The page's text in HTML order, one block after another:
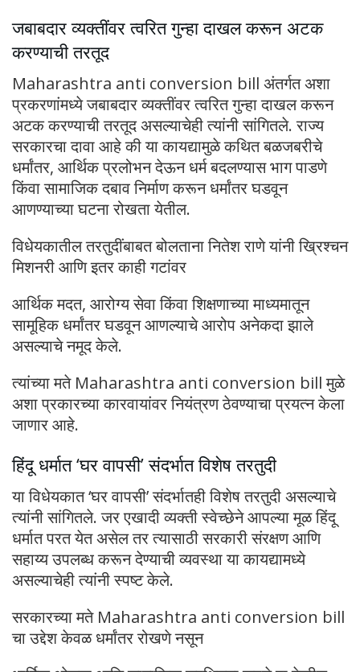
जबाबदार व्यक्तींवर त्वरित गुन्हा दाखल करून अटक
करण्याची तरतूद
Maharashtra anti conversion bill अंतर्गत अशा
प्रकरणांमध्ये जबाबदार व्यक्तींवर त्वरित गुन्हा दाखल करून
अटक करण्याची तरतूद असल्याचेही त्यांनी सांगितले. राज्य
सरकारचा दावा आहे की या कायद्यामुळे कथित बळजबरीचे
धर्मांतर, आर्थिक प्रलोभन देऊन धर्म बदलण्यास भाग पाडणे
किंवा सामाजिक दबाव निर्माण करून धर्मांतर घडवून
आणण्याच्या घटना रोखता येतील.
विधेयकातील तरतुदींबाबत बोलताना नितेश राणे यांनी ख्रिश्चन
मिशनरी आणि इतर काही गटांवर
आर्थिक मदत, आरोग्य सेवा किंवा शिक्षणाच्या माध्यमातून
सामूहिक धर्मांतर घडवून आणल्याचे आरोप अनेकदा झाले
असल्याचे नमूद केले.
त्यांच्या मते Maharashtra anti conversion bill मुळे
अशा प्रकारच्या कारवायांवर नियंत्रण ठेवण्याचा प्रयत्न केला
जाणार आहे.
हिंदू धर्मात ‘घर वापसी’ संदर्भात विशेष तरतुदी
या विधेयकात ‘घर वापसी’ संदर्भातही विशेष तरतुदी असल्याचे
त्यांनी सांगितले. जर एखादी व्यक्ती स्वेच्छेने आपल्या मूळ हिंदू
धर्मात परत येत असेल तर त्यासाठी सरकारी संरक्षण आणि
सहाय्य उपलब्ध करून देण्याची व्यवस्था या कायद्यामध्ये
असल्याचेही त्यांनी स्पष्ट केले.
सरकारच्या मते Maharashtra anti conversion bill
चा उद्देश केवळ धर्मांतर रोखणे नसून